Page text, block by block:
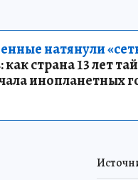
натянули
страна 13 лет
инопланетных